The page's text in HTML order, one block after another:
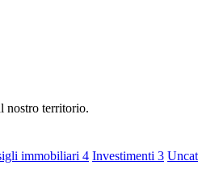
nostro territorio.
immobiliari 4 Investimenti 3